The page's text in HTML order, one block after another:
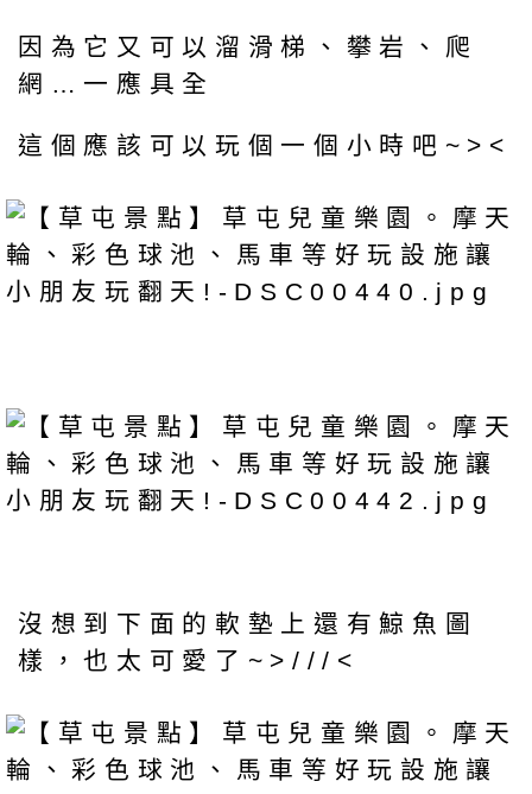
因為它又可以溜滑梯、攀岩、爬
網…一應具全
這個應該可以玩個一個小時吧~><
沒想到下面的軟墊上還有鯨魚圖
樣，也太可愛了~>///<